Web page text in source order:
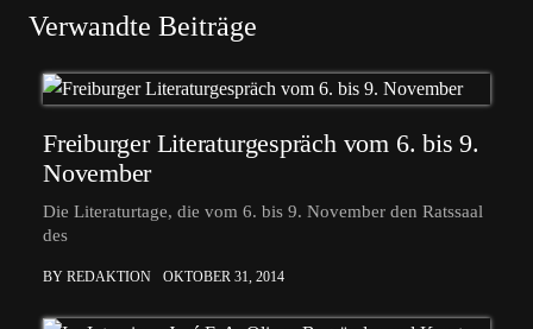
Verwandte Beiträge
Freiburger Literaturgespräch vom 6. bis 9.
November
Die Literaturtage, die vom 6. bis 9. November den Ratssaal
des
BY REDAKTION OKTOBER 31, 2014